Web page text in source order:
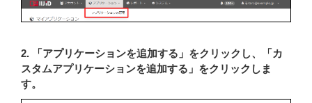
2. 「アプリケーションを追加する」をクリックし、「カ
スタムアプリケーションを追加する」をクリックしま
す。